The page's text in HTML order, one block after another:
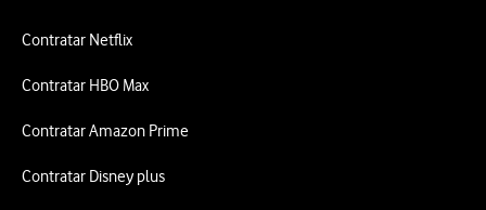
Contratar Netflix
Contratar HBO Max
Contratar Amazon Prime
Contratar Disney plus